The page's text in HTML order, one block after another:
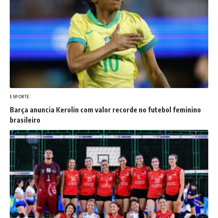
ESPORTE
Barça anuncia Kerolin com valor recorde no futebol feminino
brasileiro